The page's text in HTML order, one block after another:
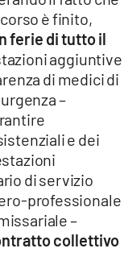
è finito,
ferie di tutto il
aggiuntive
di medici di
–
e dei
di servizio
professionale
–
collettivo